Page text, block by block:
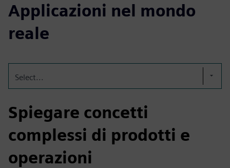
Applicazioni nel mondo
reale
Select...
Spiegare concetti
complessi di prodotti e
operazioni